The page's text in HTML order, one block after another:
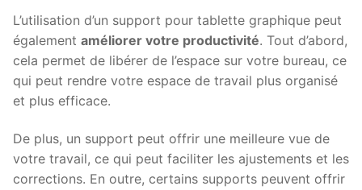
L’utilisation d’un support pour tablette graphique peut
également améliorer votre productivité. Tout d’abord,
cela permet de libérer de l’espace sur votre bureau, ce
qui peut rendre votre espace de travail plus organisé
et plus efficace.
De plus, un support peut offrir une meilleure vue de
votre travail, ce qui peut faciliter les ajustements et les
corrections. En outre, certains supports peuvent offrir